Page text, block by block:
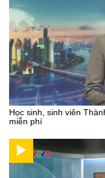
Học sinh, sinh viên
miễn phí